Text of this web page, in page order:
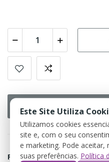
Partager
Este Site Utiliza
Utilizamos cookies
site e, com o seu
e marketing. Pode aceitar,
suas preferências. Política